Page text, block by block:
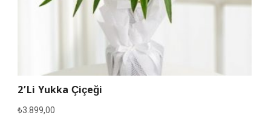
2’li Yukka Çiçeği
₺3.899,00